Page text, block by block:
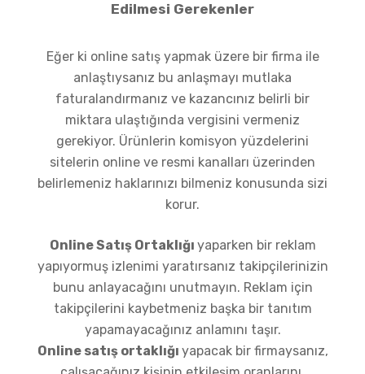
Edilmesi Gerekenler
Eğer ki online satış yapmak üzere bir firma ile
anlaştıysanız bu anlaşmayı mutlaka
faturalandırmanız ve kazancınız belirli bir
miktara ulaştığında vergisini vermeniz
gerekiyor. Ürünlerin komisyon yüzdelerini
sitelerin online ve resmi kanalları üzerinden
belirlemeniz haklarınızı bilmeniz konusunda sizi
korur.
Online Satış Ortaklığı yaparken bir reklam
yapıyormuş izlenimi yaratırsanız takipçilerinizin
bunu anlayacağını unutmayın. Reklam için
takipçilerini kaybetmeniz başka bir tanıtım
yapamayacağınız anlamını taşır.
Online satış ortaklığı yapacak bir firmaysanız,